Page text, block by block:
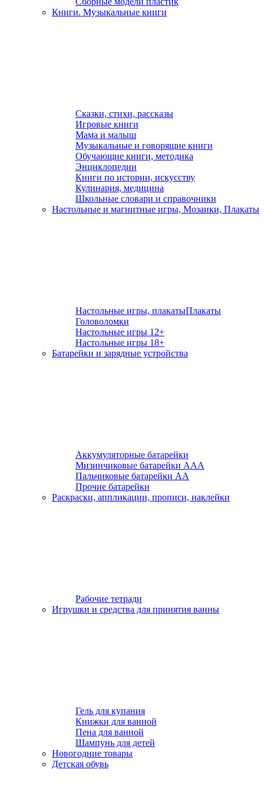
Книги. Музыкальные книги
Сказки, стихи, рассказы
Игровые книги
Мама и малыш
Музыкальные и говорящие книги
Обучающие книги, методика
Энциклопедии
Книги по истории, искусству
Кулинария, медицина
Школьные словари и справочники
Настольные и магнитные игры, Мозаики, Плакаты
Настольные игры, плакатыПлакаты
Головоломки
Настольные игры 12+
Настольные игры 18+
Батарейки и зарядные устройства
Аккумуляторные батарейки
Мизинчиковые батарейки ААА
Пальчиковые батарейки АА
Прочие батарейки
Раскраски, аппликации, прописи, наклейки
Рабочие тетради
Игрушки и средства для принятия ванны
Гель для купания
Книжки для ванной
Пена для ванной
Шампунь для детей
Новогодние товары
Детская обувь